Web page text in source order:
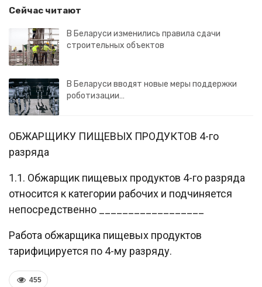
Сейчас читают
В Беларуси изменились правила сдачи
строительных объектов
В Беларуси вводят новые меры поддержки
роботизации…
ОБЖАРЩИКУ ПИЩЕВЫХ ПРОДУКТОВ 4-го
разряда
1.1. Обжарщик пищевых продуктов 4-го разряда
относится к категории рабочих и подчиняется
непосредственно __________________
Работа обжарщика пищевых продуктов
тарифицируется по 4-му разряду.
455